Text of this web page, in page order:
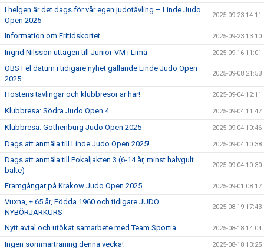
I helgen är det dags för vår egen judotävling – Linde Judo
Open 2025
2025-09-23 14:11
Information om Fritidskortet 2025-09-23 13:10
Ingrid Nilsson uttagen till Junior-VM i Lima 2025-09-16 11:01
OBS Fel datum i tidigare nyhet gällande Linde Judo Open
2025
2025-09-08 21:53
Höstens tävlingar och klubbresor är här! 2025-09-04 12:11
Klubbresa: Södra Judo Open 4 2025-09-04 11:47
Klubbresa: Gothenburg Judo Open 2025 2025-09-04 10:46
Dags att anmäla till Linde Judo Open 2025! 2025-09-04 10:38
Dags att anmäla till Pokaljakten 3 (6-14 år, minst halvgult
bälte)
2025-09-04 10:30
Framgångar på Krakow Judo Open 2025 2025-09-01 08:17
Vuxna, + 65 år, Födda 1960 och tidigare JUDO
NYBÖRJARKURS
2025-08-19 17:43
Nytt avtal och utökat samarbete med Team Sportia 2025-08-18 14:04
Ingen sommarträning denna vecka! 2025-08-18 13:25